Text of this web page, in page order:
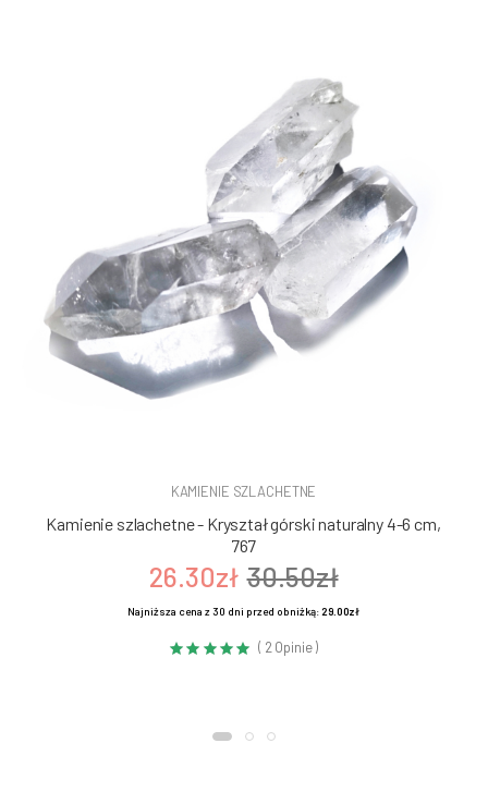
KAMIENIE SZLACHETNE
Kamienie szlachetne - Kryształ górski naturalny 4-6 cm,
767
26.30zł 30.50zł
Najniższa cena z 30 dni przed obniżką:29.00zł
( 2 Opinie )